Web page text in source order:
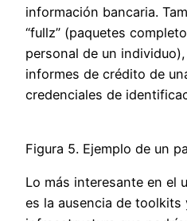
información bancaria.
“fullz” (paquetes
personal de un
informes de crédito de
credenciales de
Figura 5. Ejemplo de un
Lo más interesante en el
es la ausencia de toolkits